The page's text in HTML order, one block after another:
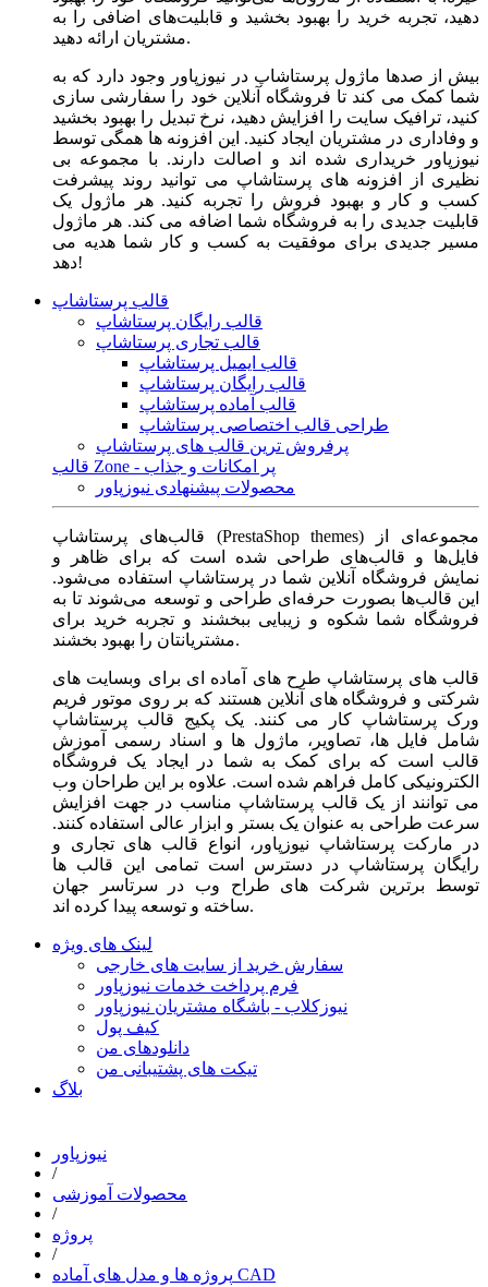
دهید، تجربه خرید را بهبود بخشید و قابلیت‌های اضافی را به
مشتریان ارائه دهید.
بیش از صدها ماژول پرستاشاپ در نیوزپاور وجود دارد که به
شما کمک می کند تا فروشگاه آنلاین خود را سفارشی سازی
کنید، ترافیک سایت را افزایش دهید، نرخ تبدیل را بهبود بخشید
و وفاداری در مشتریان ایجاد کنید. این افزونه ها همگی توسط
نیوزپاور خریداری شده اند و اصالت دارند. با مجموعه بی
نظیری از افزونه های پرستاشاپ می توانید روند پیشرفت
کسب و کار و بهبود فروش را تجربه کنید. هر ماژول یک
قابلیت جدیدی را به فروشگاه شما اضافه می کند. هر ماژول
مسیر جدیدی برای موفقیت به کسب و کار شما هدیه می
دهد!
قالب پرستاشاپ
قالب رایگان پرستاشاپ
قالب تجاری پرستاشاپ
قالب ایمیل پرستاشاپ
قالب رایگان پرستاشاپ
قالب آماده پرستاشاپ
طراحی قالب اختصاصی پرستاشاپ
پرفروش ترین قالب های پرستاشاپ
قالب Zone - پر امکانات و جذاب
محصولات پیشنهادی نیوزپاور
قالب‌های پرستاشاپ (PrestaShop themes) مجموعه‌ای از
فایل‌ها و قالب‌های طراحی شده است که برای ظاهر و
نمایش فروشگاه آنلاین شما در پرستاشاپ استفاده می‌شود.
این قالب‌ها بصورت حرفه‌ای طراحی و توسعه می‌شوند تا به
فروشگاه شما شکوه و زیبایی ببخشند و تجربه خرید برای
مشتریانتان را بهبود بخشند.
قالب های پرستاشاپ طرح های آماده ای برای وبسایت های
شرکتی و فروشگاه های آنلاین هستند که بر روی موتور فریم
ورک پرستاشاپ کار می کنند. یک پکیج قالب پرستاشاپ
شامل فایل ها، تصاویر، ماژول ها و اسناد رسمی آموزش
قالب است که برای کمک به شما در ایجاد یک فروشگاه
الکترونیکی کامل فراهم شده است. علاوه بر این طراحان وب
می توانند از یک قالب پرستاشاپ مناسب در جهت افزایش
سرعت طراحی به عنوان یک بستر و ابزار عالی استفاده کنند.
در مارکت پرستاشاپ نیوزپاور، انواع قالب های تجاری و
رایگان پرستاشاپ در دسترس است تمامی این قالب ها
توسط برترین شرکت های طراح وب در سرتاسر جهان
ساخته و توسعه پیدا کرده اند.
لینک های ویژه
سفارش خرید از سایت های خارجی
فرم پرداخت خدمات نیوزپاور
نیوزکلاب - باشگاه مشتریان نیوزپاور
کیف پول
دانلودهای من
تیکت های پشتیبانی من
بلاگ
نیوزپاور
/
محصولات آموزشی
/
پروژه
/
پروژه ها و مدل های آماده CAD